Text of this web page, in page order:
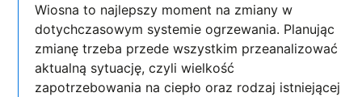
Wiosna to najlepszy moment na zmiany w
dotychczasowym systemie ogrzewania. Planując
zmianę trzeba przede wszystkim przeanalizować
aktualną sytuację, czyli wielkość
zapotrzebowania na ciepło oraz rodzaj istniejącej